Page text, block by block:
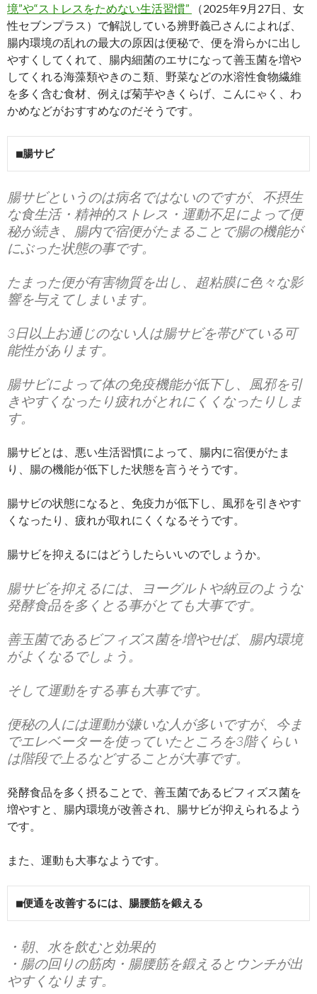
境”や“ストレスをためない生活習慣”
（2025年9月27日、女
性セブンプラス）で解説している辨野義己さんによれば、
腸内環境の乱れの最大の原因は便秘で、便を滑らかに出し
やすくしてくれて、腸内細菌のエサになって善玉菌を増や
してくれる海藻類やきのこ類、野菜などの水溶性食物繊維
を多く含む食材、例えば菊芋やきくらげ、こんにゃく、わ
かめなどがおすすめなのだそうです。
■腸サビ
腸サビというのは病名ではないのですが、不摂生
な食生活・精神的ストレス・運動不足によって便
秘が続き、腸内で宿便がたまることで腸の機能が
にぶった状態の事です。
たまった便が有害物質を出し、超粘膜に色々な影
響を与えてしまいます。
3日以上お通じのない人は腸サビを帯びている可
能性があります。
腸サビによって体の免疫機能が低下し、風邪を引
きやすくなったり疲れがとれにくくなったりしま
す。
腸サビとは、悪い生活習慣によって、腸内に宿便がたま
り、腸の機能が低下した状態を言うそうです。
腸サビの状態になると、免疫力が低下し、風邪を引きやす
くなったり、疲れが取れにくくなるそうです。
腸サビを抑えるにはどうしたらいいのでしょうか。
腸サビを抑えるには、ヨーグルトや納豆のような
発酵食品を多くとる事がとても大事です。
善玉菌であるビフィズス菌を増やせば、腸内環境
がよくなるでしょう。
そして運動をする事も大事です。
便秘の人には運動が嫌いな人が多いですが、今ま
でエレベーターを使っていたところを3階くらい
は階段で上るなどすることが大事です。
発酵食品を多く摂ることで、善玉菌であるビフィズス菌を
増やすと、腸内環境が改善され、腸サビが抑えられるよう
です。
また、運動も大事なようです。
■便通を改善するには、腸腰筋を鍛える
・朝、水を飲むと効果的
・腸の回りの筋肉・腸腰筋を鍛えるとウンチが出
やすくなります。